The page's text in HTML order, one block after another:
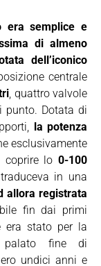
era semplice e
di almeno
dell’iconico
centrale
, quattro valvole
punto. Dotata di
la potenza
esclusivamente
coprire lo 0-100
in una
allora registrata
fin dai primi
era stato per la
palato fine di
undici anni e